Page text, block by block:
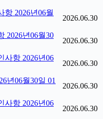
항 2026년06월
2026.06.30
2026년06월30
2026.06.30
사항 2026년06
2026.06.30
년06월30일 01
2026.06.30
사항 2026년06
2026.06.30